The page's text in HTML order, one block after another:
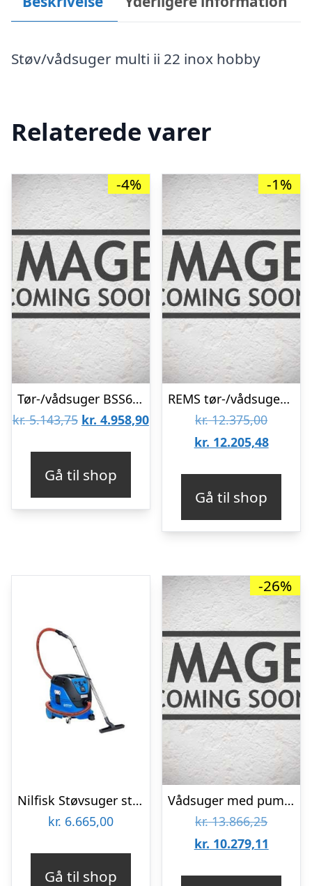
Støv/vådsuger multi ii 22 inox hobby
Relaterede varer
-4%
Tør-/vådsuger BSS606L m/tilbehør, L-klasse 1380W
kr.5.143,75 Den
var:
kr. 5.143,75.
kr. 4.958,90Den
kr. 4.958,90.
Gå til shop
-1%
REMS tør-/vådsuger Pull M sæt D
kr.12.375,00Den
kr. 12.205,48Den
kr.
Gå til shop
Nilfisk Støvsuger støv/vådsuger attix 33-2h ic prof
kr. 6.665,00
Gå til shop
-26%
Vådsuger med pumpe VP50, 233 l/min.
kr.13.866,25Den
kr. 10.279,11